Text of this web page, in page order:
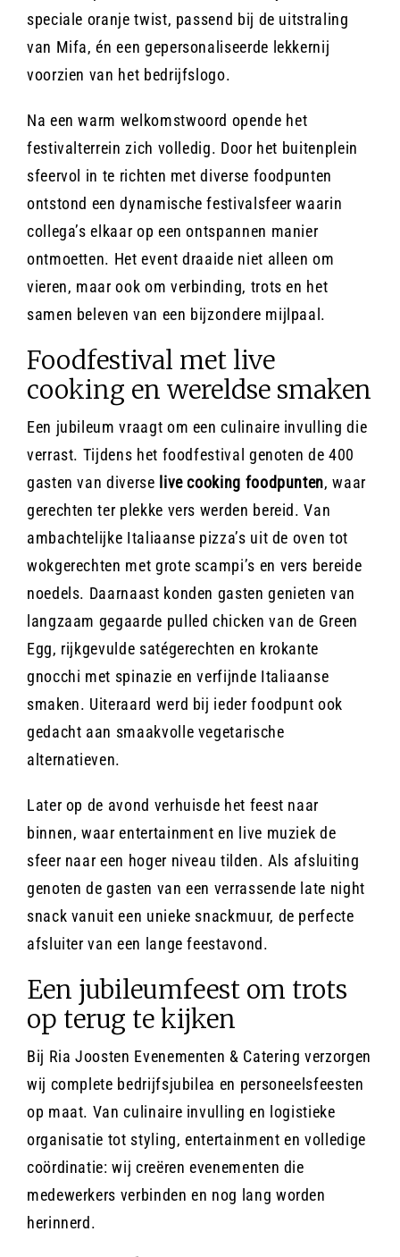
speciale oranje twist, passend bij de uitstraling
van Mifa, én een gepersonaliseerde lekkernij
voorzien van het bedrijfslogo.
Na een warm welkomstwoord opende het
festivalterrein zich volledig. Door het buitenplein
sfeervol in te richten met diverse foodpunten
ontstond een dynamische festivalsfeer waarin
collega’s elkaar op een ontspannen manier
ontmoetten. Het event draaide niet alleen om
vieren, maar ook om verbinding, trots en het
samen beleven van een bijzondere mijlpaal.
Foodfestival met live
cooking en wereldse smaken
Een jubileum vraagt om een culinaire invulling die
verrast. Tijdens het foodfestival genoten de 400
gasten van diverse live cooking foodpunten, waar
gerechten ter plekke vers werden bereid. Van
ambachtelijke Italiaanse pizza’s uit de oven tot
wokgerechten met grote scampi’s en vers bereide
noedels. Daarnaast konden gasten genieten van
langzaam gegaarde pulled chicken van de Green
Egg, rijkgevulde satégerechten en krokante
gnocchi met spinazie en verfijnde Italiaanse
smaken. Uiteraard werd bij ieder foodpunt ook
gedacht aan smaakvolle vegetarische
alternatieven.
Later op de avond verhuisde het feest naar
binnen, waar entertainment en live muziek de
sfeer naar een hoger niveau tilden. Als afsluiting
genoten de gasten van een verrassende late night
snack vanuit een unieke snackmuur, de perfecte
afsluiter van een lange feestavond.
Een jubileumfeest om trots
op terug te kijken
Bij Ria Joosten Evenementen & Catering verzorgen
wij complete bedrijfsjubilea en personeelsfeesten
op maat. Van culinaire invulling en logistieke
organisatie tot styling, entertainment en volledige
coördinatie: wij creëren evenementen die
medewerkers verbinden en nog lang worden
herinnerd.